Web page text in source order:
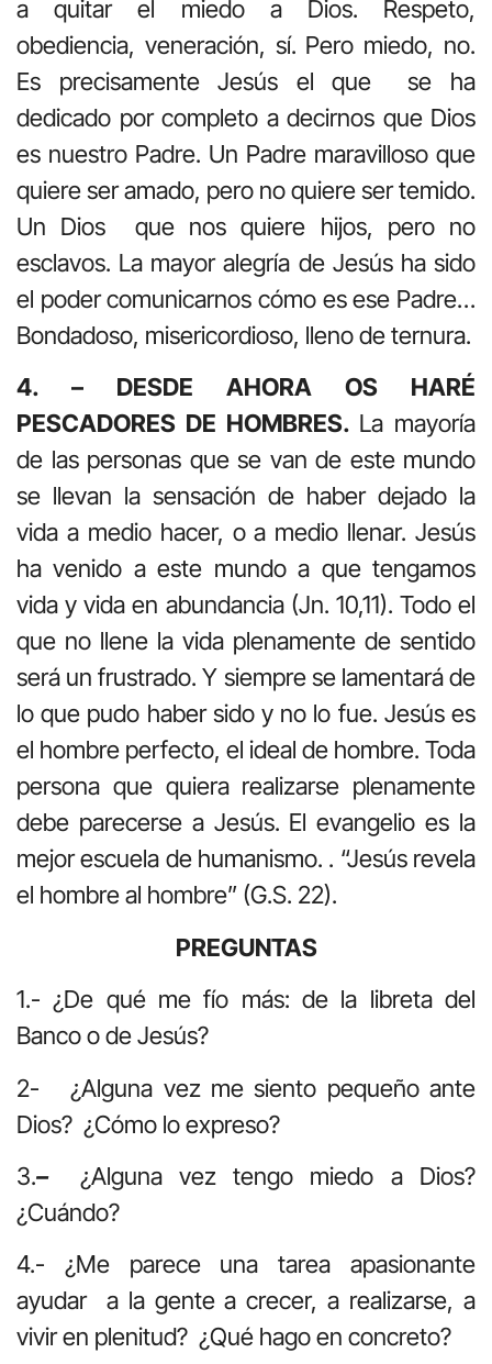
a quitar el miedo a Dios. Respeto,
obediencia, veneración, sí. Pero miedo, no.
Es precisamente Jesús el que se ha
dedicado por completo a decirnos que Dios
es nuestro Padre. Un Padre maravilloso que
quiere ser amado, pero no quiere ser temido.
Un Dios que nos quiere hijos, pero no
esclavos. La mayor alegría de Jesús ha sido
el poder comunicarnos cómo es ese Padre…
Bondadoso, misericordioso, lleno de ternura.
4. – DESDE AHORA OS HARÉ
PESCADORES DE HOMBRES. La mayoría
de las personas que se van de este mundo
se llevan la sensación de haber dejado la
vida a medio hacer, o a medio llenar. Jesús
ha venido a este mundo a que tengamos
vida y vida en abundancia (Jn. 10,11). Todo el
que no llene la vida plenamente de sentido
será un frustrado. Y siempre se lamentará de
lo que pudo haber sido y no lo fue. Jesús es
el hombre perfecto, el ideal de hombre. Toda
persona que quiera realizarse plenamente
debe parecerse a Jesús. El evangelio es la
mejor escuela de humanismo. . “Jesús revela
el hombre al hombre” (G.S. 22).
PREGUNTAS
1.- ¿De qué me fío más: de la libreta del
Banco o de Jesús?
2- ¿Alguna vez me siento pequeño ante
Dios? ¿Cómo lo expreso?
3.– ¿Alguna vez tengo miedo a Dios?
¿Cuándo?
4.- ¿Me parece una tarea apasionante
ayudar a la gente a crecer, a realizarse, a
vivir en plenitud? ¿Qué hago en concreto?